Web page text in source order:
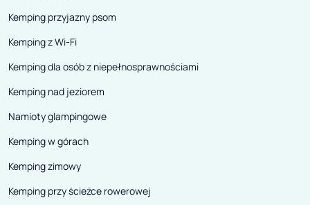
Kemping przyjazny psom
Kemping z Wi-Fi
Kemping dla osób z niepełnosprawnościami
Kemping nad jeziorem
Namioty glampingowe
Kemping w górach
Kemping zimowy
Kemping przy ścieżce rowerowej